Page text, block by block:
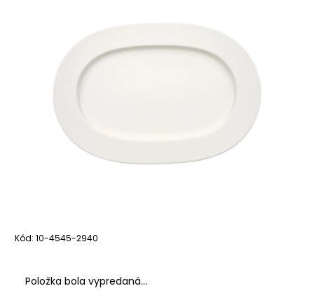
Kód: 10-4545-2940
Položka bola vypredaná…